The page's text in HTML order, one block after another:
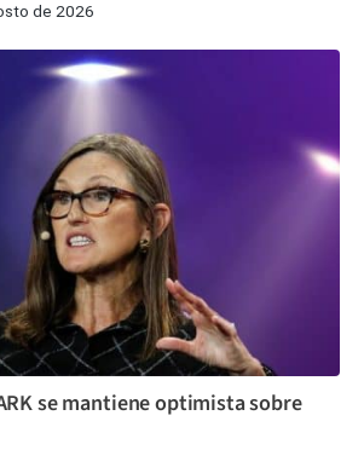
de 2026
se mantiene optimista sobre